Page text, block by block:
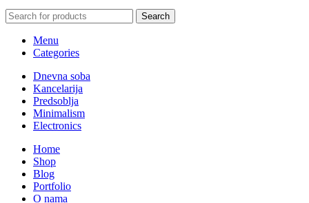
Search
Menu
Categories
Dnevna soba
Kancelarija
Predsoblja
Minimalism
Electronics
Home
Shop
Blog
Portfolio
O nama